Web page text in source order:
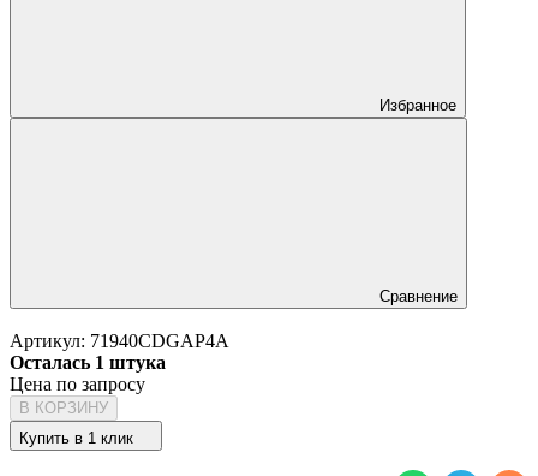
Избранное
Сравнение
Артикул: 71940CDGAP4A
Осталась 1 штука
Цена по запросу
В КОРЗИНУ
Купить в 1 клик